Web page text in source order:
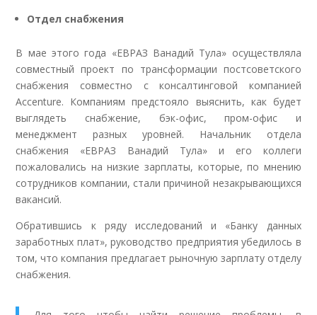
Отдел снабжения
В мае этого года «ЕВРАЗ Ванадий Тула» осуществляла
совместный проект по трансформации постсоветского
снабжения совместно с консалтинговой компанией
Accenture. Компаниям предстояло выяснить, как будет
выглядеть снабжение, бэк-офис, пром-офис и
менеджмент разных уровней. Начальник отдела
снабжения «ЕВРАЗ Ванадий Тула» и его коллеги
пожаловались на низкие зарплаты, которые, по мнению
сотрудников компании, стали причиной незакрывающихся
вакансий.
Обратившись к ряду исследований и «Банку данных
заработных плат», руководство предприятия убедилось в
том, что компания предлагает рыночную зарплату отделу
снабжения.